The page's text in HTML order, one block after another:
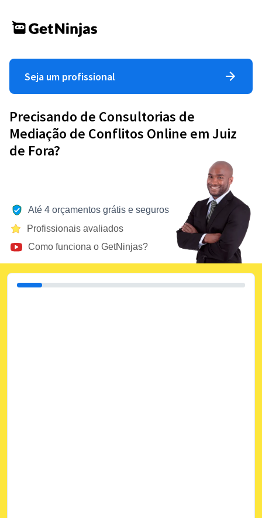
Seja um profissional
Precisando de Consultorias de
Mediação de Conflitos Online em Juiz
de Fora?
Até 4 orçamentos grátis e seguros
Profissionais avaliados
Como funciona o GetNinjas?